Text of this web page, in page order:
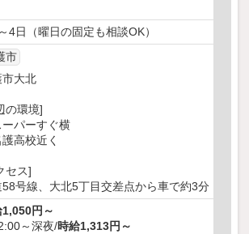
4日（曜日の固定も相談OK）
市
市大北
の環境]
ーパーすぐ横
護高校近く
セス]
58号線、大北5丁目交差点から車で約3分
1,050円～
～深夜/時給1,313円～